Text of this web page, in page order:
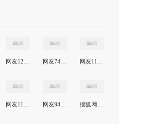
网友12111992128227000 网友741855077 网友11703607676654264
网友11579314508852142 网友943371309 搜狐网友119091726